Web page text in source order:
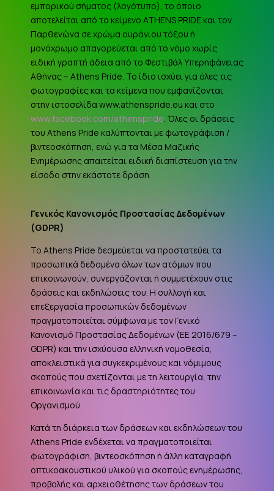
εμπορικού σήματος (λογότυπο), το όποιο
αποτελείται από το κείμενο ATHENS PRIDE και τον
Παρθενώνα σε χρώμα ουράνιου τόξου ή
μονόχρωμο απαγορεύεται από το νόμο χωρίς
ειδική γραπτή άδεια από το Φεστιβάλ Υπερηφάνειας
Αθήνας – Athens Pride. Το ίδιο ισχύει για όλες τις
φωτογραφίες και τα κείμενα που εμφανίζονται
στην ιστοσελίδα www.athenspride.eu και στο
www.facebook.com/athenspride. Όλες οι δράσεις
του Athens Pride καλύπτονται με φωτογράφιση /
βιντεοσκόπηση, ενώ για τα Μέσα Μαζικής
Ενημέρωσης απαιτείται ειδική διαπίστευση για την
είσοδο στην εκάστοτε δράση.
Γενικός Κανονισμός Προστασίας Δεδομένων
(GDPR)
Το Athens Pride δεσμεύεται να προστατεύει τα
προσωπικά δεδομένα όλων των ατόμων που
επικοινωνούν, συνεργάζονται ή συμμετέχουν στις
δράσεις και εκδηλώσεις του. Η συλλογή και
επεξεργασία προσωπικών δεδομένων
πραγματοποιείται σύμφωνα με τον Γενικό
Κανονισμό Προστασίας Δεδομένων (ΕΕ 2016/679 –
GDPR) και την ισχύουσα ελληνική νομοθεσία,
αποκλειστικά για συγκεκριμένους και νόμιμους
σκοπούς που σχετίζονται με τη λειτουργία, την
επικοινωνία και τις δραστηριότητες του
Οργανισμού.
Κατά τη διάρκεια των δράσεων και εκδηλώσεων του
Athens Pride ενδέχεται να πραγματοποιείται
φωτογράφιση, βιντεοσκόπηση ή άλλη καταγραφή
οπτικοακουστικού υλικού για σκοπούς ενημέρωσης,
προβολής και αρχειοθέτησης των δράσεων του